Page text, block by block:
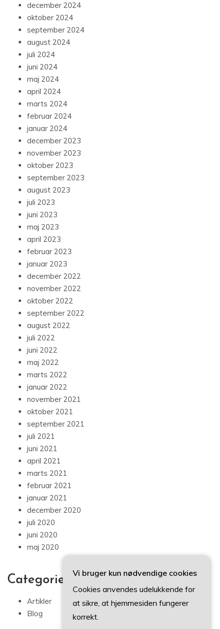
december 2024
oktober 2024
september 2024
august 2024
juli 2024
juni 2024
maj 2024
april 2024
marts 2024
februar 2024
januar 2024
december 2023
november 2023
oktober 2023
september 2023
august 2023
juli 2023
juni 2023
maj 2023
april 2023
februar 2023
januar 2023
december 2022
november 2022
oktober 2022
september 2022
august 2022
juli 2022
juni 2022
maj 2022
marts 2022
januar 2022
november 2021
oktober 2021
september 2021
juli 2021
juni 2021
april 2021
marts 2021
februar 2021
januar 2021
december 2020
juli 2020
juni 2020
maj 2020
Categories
Artikler
Blog
Vi bruger kun nødvendige cookies
Cookies anvendes udelukkende for
at sikre, at hjemmesiden fungerer
korrekt.